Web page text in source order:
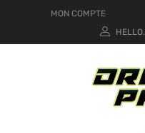
MON COMPTE
HELLO.